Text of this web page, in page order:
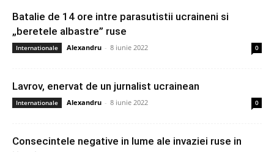
Batalie de 14 ore intre parasutistii ucraineni si
„beretele albastre” ruse
Internationale Alexandru - 8 iunie 2022 0
Lavrov, enervat de un jurnalist ucrainean
Internationale Alexandru - 8 iunie 2022 0
Consecintele negative in lume ale invaziei ruse in